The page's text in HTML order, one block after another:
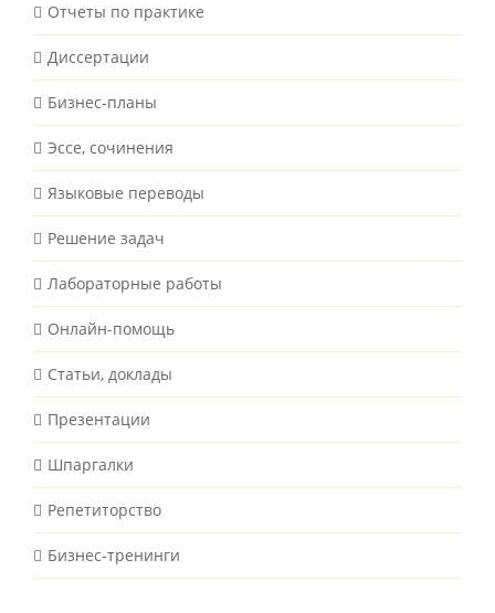
Отчеты по практике
Диссертации
Бизнес-планы
Эссе, сочинения
Языковые переводы
Решение задач
Лабораторные работы
Онлайн-помощь
Статьи, доклады
Презентации
Шпаргалки
Репетиторство
Бизнес-тренинги